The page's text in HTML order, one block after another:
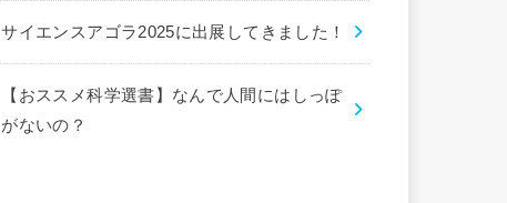
サイエンスアゴラ2025に出展してきました！
【おススメ科学選書】なんで人間にはしっぽ
がないの？